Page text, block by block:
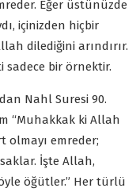
Eğer üstünüzde
içinizden hiçbir
dilediğini arındırır.
sadece bir örnektir.
Nahl Suresi 90.
“Muhakkak ki Allah
olmayı emreder;
İşte Allah,
öğütler.” Her türlü